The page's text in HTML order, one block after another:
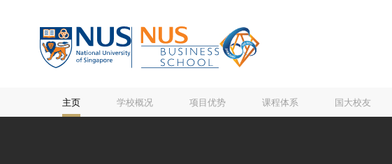
主页 学校概况 项目优势 课程体系 国大校友